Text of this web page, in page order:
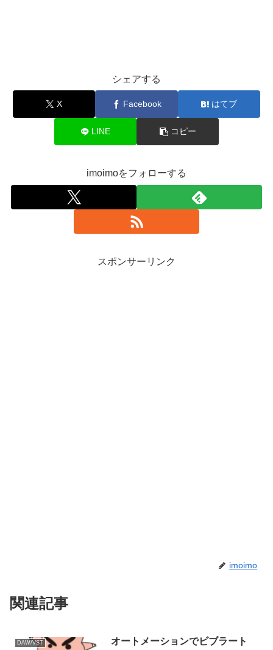
シェアする
X Facebook はてブ
LINE コピー
imoimoをフォローする
スポンサーリンク
imoimo
関連記事
DAW/VST オートメーションでビブラート